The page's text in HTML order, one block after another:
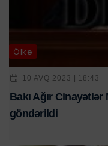
Ölkə
10 AVQ 2023 | 18:43
Bakı Ağır
göndərildi